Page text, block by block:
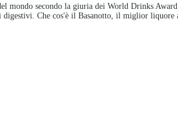
mondo secondo la giuria dei World Drinks
digestivi. Che cos'è il Basanotto, il miglior